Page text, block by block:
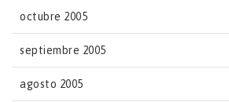
octubre 2005
septiembre 2005
agosto 2005